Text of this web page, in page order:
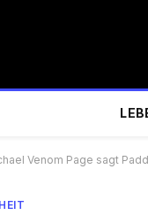
Venom Page sagt